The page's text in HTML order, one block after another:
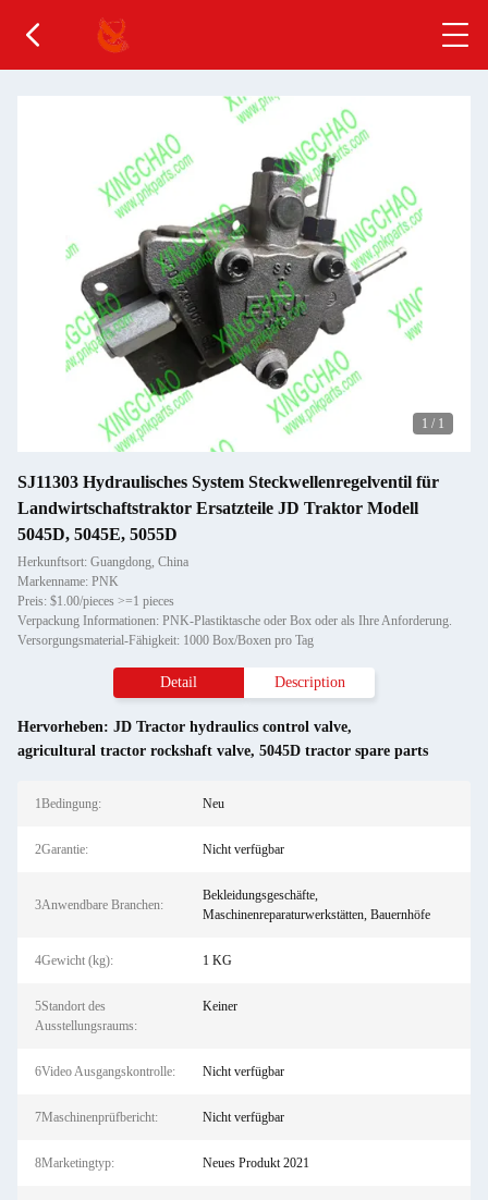
1 / 1
SJ11303 Hydraulisches System Steckwellenregelventil für
Landwirtschaftstraktor Ersatzteile JD Traktor Modell
5045D, 5045E, 5055D
Herkunftsort: Guangdong, China
Markenname: PNK
Preis: $1.00/pieces >=1 pieces
Verpackung Informationen: PNK-Plastiktasche oder Box oder als Ihre Anforderung.
Versorgungsmaterial-Fähigkeit: 1000 Box/Boxen pro Tag
Detail Description
Hervorheben: JD Tractor hydraulics control valve,
agricultural tractor rockshaft valve, 5045D tractor spare parts
1Bedingung: Neu
2Garantie: Nicht verfügbar
3Anwendbare Branchen:
Bekleidungsgeschäfte,
Maschinenreparaturwerkstätten, Bauernhöfe
4Gewicht (kg): 1 KG
5Standort des
Ausstellungsraums:
Keiner
6Video Ausgangskontrolle: Nicht verfügbar
7Maschinenprüfbericht: Nicht verfügbar
8Marketingtyp: Neues Produkt 2021